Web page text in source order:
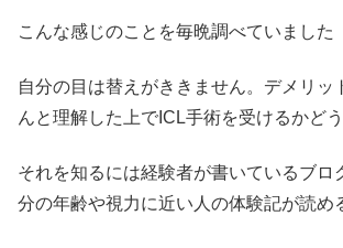
こんな感じのことを毎晩調べていました
自分の目は替えがききません。デメリッ
んと理解した上でICL手術を受けるかど
それを知るには経験者が書いているブロ
分の年齢や視力に近い人の体験記が読め